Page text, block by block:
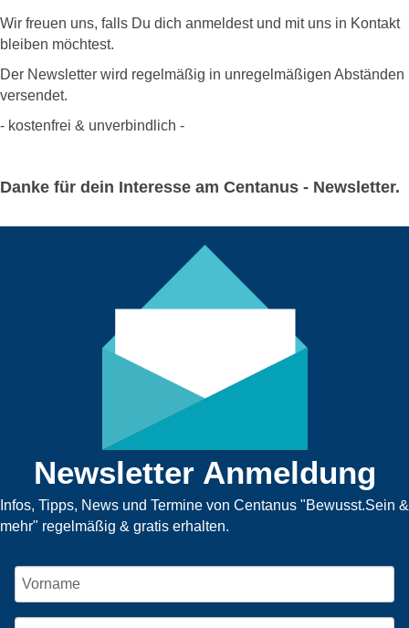
Wir freuen uns, falls Du dich anmeldest und mit uns in Kontakt
bleiben möchtest.
Der Newsletter wird regelmäßig in unregelmäßigen Abständen
versendet.
- kostenfrei & unverbindlich -
Danke für dein Interesse am Centanus - Newsletter.
Newsletter Anmeldung
Infos, Tipps, News und Termine von Centanus "Bewusst.Sein &
mehr" regelmäßig & gratis erhalten.